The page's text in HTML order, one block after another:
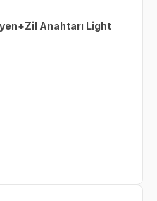
Anahtarı Light